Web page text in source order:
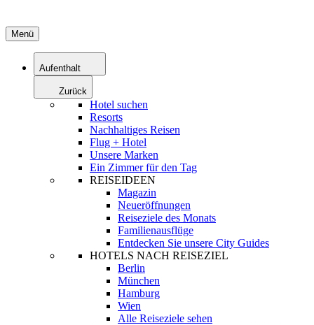
Menü
Aufenthalt
Zurück
Hotel suchen
Resorts
Nachhaltiges Reisen
Flug + Hotel
Unsere Marken
Ein Zimmer für den Tag
REISEIDEEN
Magazin
Neueröffnungen
Reiseziele des Monats
Familienausflüge
Entdecken Sie unsere City Guides
HOTELS NACH REISEZIEL
Berlin
München
Hamburg
Wien
Alle Reiseziele sehen